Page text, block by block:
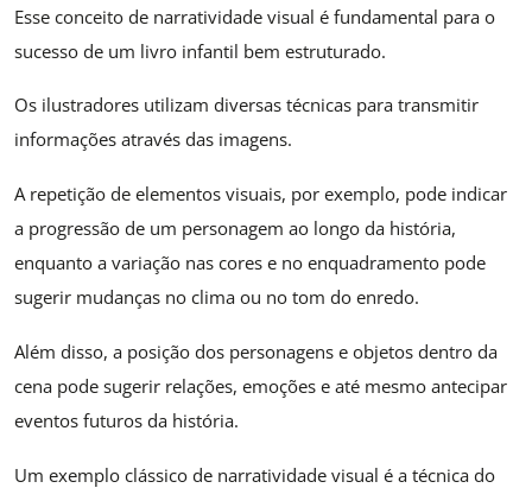
Esse conceito de narratividade visual é fundamental para o
sucesso de um livro infantil bem estruturado.
Os ilustradores utilizam diversas técnicas para transmitir
informações através das imagens.
A repetição de elementos visuais, por exemplo, pode indicar
a progressão de um personagem ao longo da história,
enquanto a variação nas cores e no enquadramento pode
sugerir mudanças no clima ou no tom do enredo.
Além disso, a posição dos personagens e objetos dentro da
cena pode sugerir relações, emoções e até mesmo antecipar
eventos futuros da história.
Um exemplo clássico de narratividade visual é a técnica do